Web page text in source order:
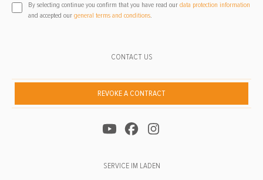
CONTACT US
REVOKE A CONTRACT
SERVICE IM LADEN
By selecting continue you confirm that you have read our data protection information
and accepted our general terms and conditions.